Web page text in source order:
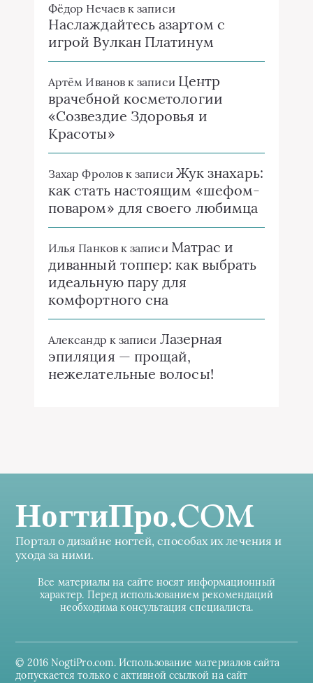
Фёдор Нечаевк записи
Наслаждайтесь азартом с
игрой Вулкан Платинум
Артём Ивановк записи Центр
врачебной косметологии
«Созвездие Здоровья и
Красоты»
Захар Фроловк записи Жук знахарь:
как стать настоящим «шефом-
поваром» для своего любимца
Илья Панковк записи Матрас и
диванный топпер: как выбрать
идеальную пару для
комфортного сна
Александр к записи Лазерная
эпиляция — прощай,
нежелательные волосы!
НогтиПро.COM
Портал о дизайне ногтей, способах их лечения и
ухода за ними.
Все материалы на сайте носят информационный
характер. Перед использованием рекомендаций
необходима консультация специалиста.
© 2016 NogtiPro.com. Использование материалов сайта
допускается только с активной ссылкой на сайт